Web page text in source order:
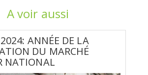
A voir aussi
ANNÉE DE LA
DU MARCHÉ
NATIONAL